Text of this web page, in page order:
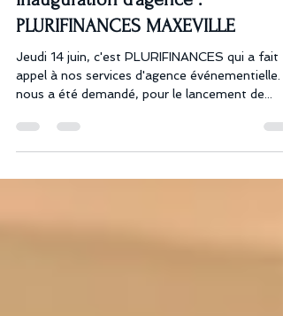
Inauguration d'agence :
PLURIFINANCES MAXEVILLE
Jeudi 14 juin, c'est PLURIFINANCES qui a fait
nous a été demandé, pour le lancement de...